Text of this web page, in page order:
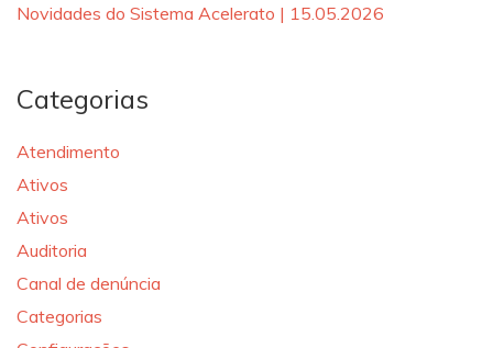
Novidades do Sistema Acelerato | 15.05.2026
Categorias
Atendimento
Ativos
Ativos
Auditoria
Canal de denúncia
Categorias